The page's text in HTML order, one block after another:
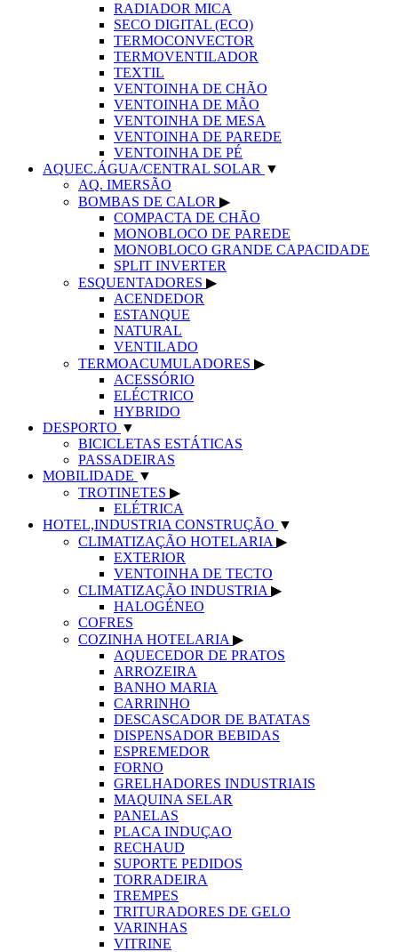
RADIADOR MICA
SECO DIGITAL (ECO)
TERMOCONVECTOR
TERMOVENTILADOR
TEXTIL
VENTOINHA DE CHÃO
VENTOINHA DE MÃO
VENTOINHA DE MESA
VENTOINHA DE PAREDE
VENTOINHA DE PÉ
AQUEC.ÁGUA/CENTRAL SOLAR ▼
AQ. IMERSÃO
BOMBAS DE CALOR ▶
COMPACTA DE CHÃO
MONOBLOCO DE PAREDE
MONOBLOCO GRANDE CAPACIDADE
SPLIT INVERTER
ESQUENTADORES ▶
ACENDEDOR
ESTANQUE
NATURAL
VENTILADO
TERMOACUMULADORES ▶
ACESSÓRIO
ELÉCTRICO
HYBRIDO
DESPORTO ▼
BICICLETAS ESTÁTICAS
PASSADEIRAS
MOBILIDADE ▼
TROTINETES ▶
ELÉTRICA
HOTEL,INDUSTRIA CONSTRUÇÃO ▼
CLIMATIZAÇÃO HOTELARIA ▶
EXTERIOR
VENTOINHA DE TECTO
CLIMATIZAÇÃO INDUSTRIA ▶
HALOGÉNEO
COFRES
COZINHA HOTELARIA ▶
AQUECEDOR DE PRATOS
ARROZEIRA
BANHO MARIA
CARRINHO
DESCASCADOR DE BATATAS
DISPENSADOR BEBIDAS
ESPREMEDOR
FORNO
GRELHADORES INDUSTRIAIS
MAQUINA SELAR
PANELAS
PLACA INDUÇAO
RECHAUD
SUPORTE PEDIDOS
TORRADEIRA
TREMPES
TRITURADORES DE GELO
VARINHAS
VITRINE